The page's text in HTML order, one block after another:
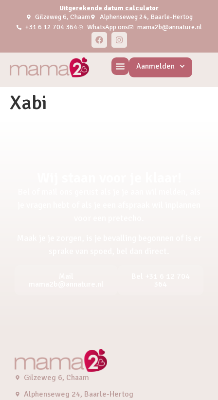
Uitgerekende datum calculator
Gilzeweg 6, Chaam
Alphenseweg 24, Baarle-Hertog
+31 6 12 704 364
WhatsApp ons mama2b@annature.nl
Aanmelden
Xabi
Gilzeweg 6, Chaam
Alphenseweg 24, Baarle-Hertog